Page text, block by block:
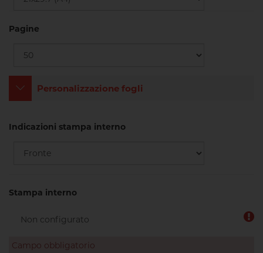
Pagine
Personalizzazione fogli
Indicazioni stampa interno
Stampa interno
Campo obbligatorio